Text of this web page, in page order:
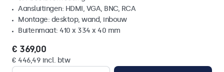
Aansluitingen: HDMI, VGA, BNC, RCA
Montage: desktop, wand, inbouw
Buitenmaat: 410 x 334 x 40 mm
€ 369,00
€ 446,49 incl. btw